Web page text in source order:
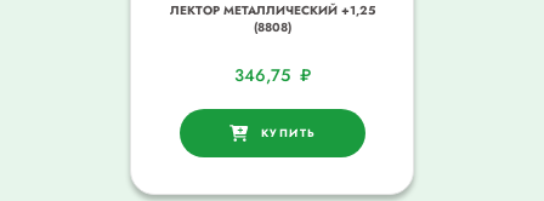
ЛЕКТОР МЕТАЛЛИЧЕСКИЙ +1,25
(8808)
346,75 ₽
КУПИТЬ